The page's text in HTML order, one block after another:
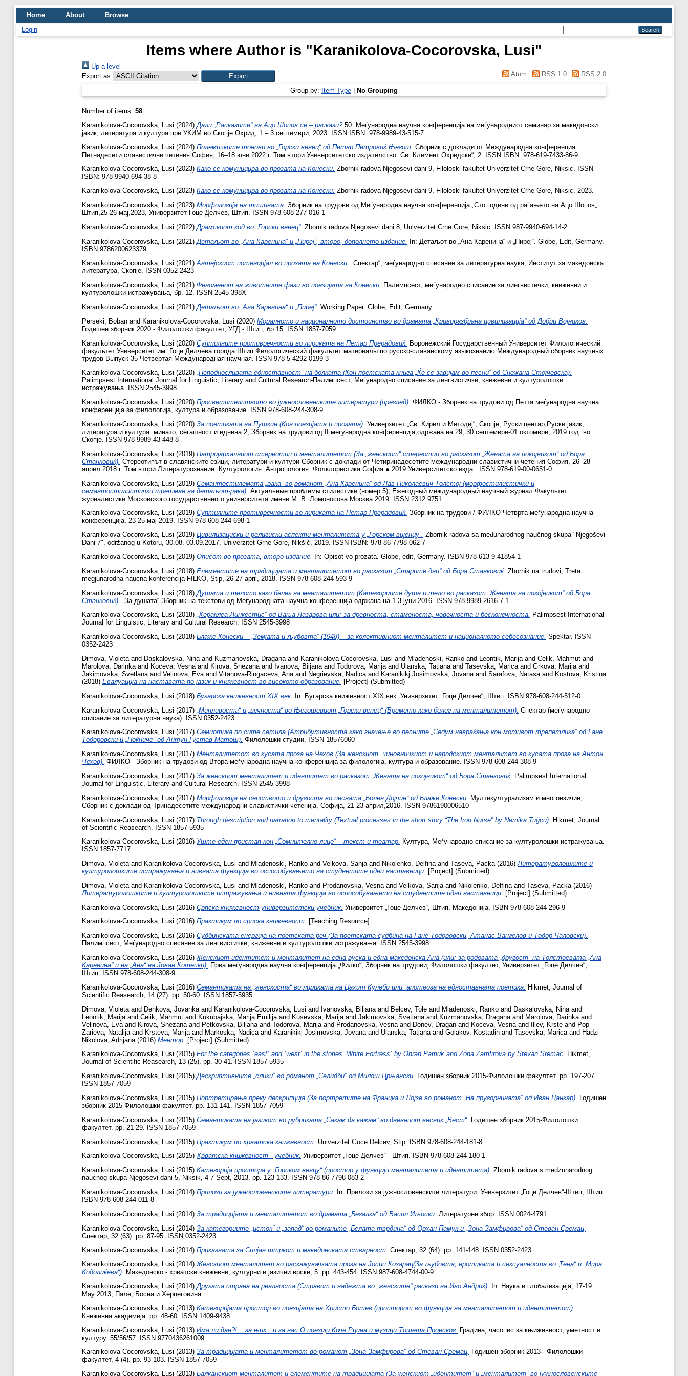
Home About
Browse
Login
Items where Author is "Karanikolova-Cocorovska, Lusi"
Up a level
Export as
Atom RSS 1.0 RSS 2.0
Group by: Item Type No Grouping
Number of items: 58.
Karanikolova-Cocorovska, Lusi (2024) Дали „Расказите“ на Ацо Шопов се – раскази?50. Меѓународна научна конференција на меѓународниот семинар за македонски
јазик, литература и култура при УКИМ во Скопје Охрид, 1 – 3 септември, 2023. ISSN ISBN: 978-9989-43-515-7
Karanikolova-Cocorovska, Lusi (2024) Полемичките тонови во „Горски венец“ од Петар Петровиќ Његош. Сборник с доклади от Международна конференция
Петнадесети славистични четения София, 16–18 юни 2022 г. Том втори Университетско издателство „Св. Климент Охридски“, 2. ISSN ISBN: 978-619-7433-86-9
Karanikolova-Cocorovska, Lusi (2023) Како се комуницира во прозата на Конески. Zbornik radova Njegosevi dani 9, Filoloski fakultet Univerzitet Crne Gore, Niksic. ISSN
ISBN: 978-9940-694-38-8
Karanikolova-Cocorovska, Lusi (2023) Како се комуницира во прозата на Конески. Zbornik radova Njegosevi dani 9, Filoloski fakultet Univerzitet Crne Gore, Niksic, 2023.
Karanikolova-Cocorovska, Lusi (2023) Морфологија на тишината. Зборник на трудови од Меѓународна научна конференција „Сто години од раѓањето на Ацо Шопов„
Штип,25-26 мај,2023, Универзитет Гоце Делчев, Штип. ISSN 978-608-277-016-1
Karanikolova-Cocorovska, Lusi (2022) Драмскиот код во „Горски венец“. Zbornik radova Njegosevi dani 8, Univerzitet Crne Gore, Niksic. ISSN 987-9940-694-14-2
Karanikolova-Cocorovska, Lusi (2021) Детаљот во „Ана Каренина“ и „Пиреј“, второ, дополнето издание. In: Детаљот во „Ана Каренина“ и „Пиреј“. Globe, Edit, Germany.
ISBN 9786200623379
Karanikolova-Cocorovska, Lusi (2021)Антејскиот потенцијал во прозата на Конески. „Спектар“, меѓународно списание за литературна наука, Институт за македонска
литература, Скопје. ISSN 0352-2423
Karanikolova-Cocorovska, Lusi (2021) Феноменот на животните фази во поезијата на Конески. Палимпсест, меѓународно списание за лингвистички, книжевни и
културолошки истражувања, бр. 12. ISSN 2545-398X
Karanikolova-Cocorovska, Lusi (2021) Детаљот во „Ана Каренина“ и „Пиреј“. Working Paper. Globe, Edit, Germany.
Perseki, Boban and Karanikolova-Cocorovska, Lusi (2020) Моралното и националното достоинство во драмата „Криворазбрана цивилизација“ од Добри Војников.
Годишен зборник 2020 - Филолошки факултет, УГД - Штип, бр.15. ISSN 1857-7059
Karanikolova-Cocorovska, Lusi (2020) Суптилните противречности во лириката на Петар Прерадовиќ. Воронежский Государственный Университет Филологический
факультет Университет им. Гоце Делчева города Штип Филологический факультет материалы по русско-славянскому языкознанию Международный сборник научных
трудов Выпуск 35 Четвертая Международная научная. ISSN 978-5-4292-0199-3
Karanikolova-Cocorovska, Lusi (2020) „Неподносливата едноставност“ на болката (Кон поетската книга „Ќе се завијам во песни“ од Снежана Стојчевска).
Palimpsest International Journal for Linguistic, Literary and Cultural Research-Палимпсест, Меѓународно списание за лингвистички, книжевни и културолошки
истражувања. ISSN 2545-3998
Karanikolova-Cocorovska, Lusi (2020) Просветителството во јужнословенските литератури (преглед). ФИЛКО - Зборник на трудови од Петта меѓународна научна
конференција за филологија, култура и образование. ISSN 978-608-244-308-9
Karanikolova-Cocorovska, Lusi (2020) За поетиката на Пушкин (Кон поезијата и прозата). Универзитет „Св. Кирил и Методиј“, Скопје, Руски центар,Руски јазик,
литература и култура: минато, сегашност и иднина 2, Зборник на трудови од II меѓународна конференција,одржана на 29, 30 септември-01 октомври, 2019 год. во
Скопје. ISSN 978-9989-43-448-8
Karanikolova-Cocorovska, Lusi (2019) Патријархалниот стереотип и менталитетот (За „женскиот“ стереотип во расказот „Жената на покојникот“ од Бора
Станковиќ). Стереотипът в славянските езици, литератури и култури Сборник с доклади от Четиринадесетите международни славистични четения София, 26–28
април 2018 г. Том втори Литературознание. Културология. Антропология. Фолклористика.София ● 2019 Университетско изда . ISSN 978-619-00-0651-0
Karanikolova-Cocorovska, Lusi (2019) Семантостилемата „рака“ во романот „Ана Каренина“ од Лав Николаевич Толстој (морфостилистички и
семантостилистички третман на детаљот-рака). Актуальные проблемы стилистики (номер 5), Ежегодный международный научный журнал Факультет
журналистики Московского государственного университета имени М. В. Ломоносова Москва 2019. ISSN 2312 9751
Karanikolova-Cocorovska, Lusi (2019) Суптилните противречности во лириката на Петар Прерадовиќ. Зборник на трудови / ФИЛКО Четврта меѓународна научна
конференција, 23-25 маj 2019. ISSN 978-608-244-698-1
Karanikolova-Cocorovska, Lusi (2019) Цивилизациски и религиски аспекти менталитета у „Горском вијенцу“. Zbornik radova sa međunarodnog naučnog skupa "Njegoševi
Dani 7", održanog u Kotoru, 30.08.-03.09.2017, Univerzitet Grne Gore, Nikšić, 2019. ISSN ISBN: 978-86-7798-062-7
Karanikolova-Cocorovska, Lusi (2019) Описот во прозата, второ издание.
In: Opisot vo prozata. Globe, edit, Germany. ISBN 978-613-9-41854-1
Karanikolova-Cocorovska, Lusi (2018) Елементите на традицијата и менталитетот во расказот „Старите дни“ од Бора Станковиќ. Zbornik na trudovi, Treta
megjunarodna naucna konferencija FILKO, Stip, 26-27 april, 2018. ISSN 978-608-244-593-9
Karanikolova-Cocorovska, Lusi (2018) Душата и телото како белег на менталитетот (Категориите душа и тело во расказот „Жената на покојникот“ од Бора
Станковиќ).
„За душата“ Зборник на текстови од Меѓународната научна конференција одржана на 1-3 јуни 2016. ISSN 978-9989-2616-7-1
Karanikolova-Cocorovska, Lusi (2018) „Хераклеа Линкестис“ од Вања Лазарова или: за древноста, стаменоста, човечноста и бесконечноста. Palimpsest International
Journal for Linguistic, Literary and Cultural Research. ISSN 2545-3998
Karanikolova-Cocorovska, Lusi (2018) Блаже Конески – „Земјата и љубовта“ (1948) – за колективниот менталитет и националното себесознание. Spektar. ISSN
0352-2423
Dimova, Violeta and Daskalovska, Nina and Kuzmanovska, Dragana and Karanikolova-Cocorovska, Lusi and Mladenoski, Ranko and Leontik, Marija and Celik, Mahmut and
Marolova, Darinka and Koceva, Vesna and Kirova, Snezana and Ivanova, Biljana and Todorova, Marija and Ulanska, Tatjana and Tasevska, Marica and Grkova, Marija and
Jakimovska, Svetlana and Velinova, Eva and Vitanova-Ringaceva, Ana and Negrievska, Nadica and Karanikikj Josimovska, Jovana and Sarafova, Natasa and Kostova, Kristina
(2018) Eвалуација на наставата по јазик и книжевност во високото образование.
[Project] (Submitted)
Karanikolova-Cocorovska, Lusi (2018) Бугарска книжевност XIX век. In: Бугарска книжевност XIX век. Универзитет „Гоце Делчев“, Штип. ISBN 978-608-244-512-0
Karanikolova-Cocorovska, Lusi (2017) „Минливоста“ и „вечноста“ во Његошевиот „Горски венец“ (Времето како белег на менталитетот). Спектар (меѓународно
списание за литературна наука). ISSN 0352-2423
Karanikolova-Cocorovska, Lusi (2017) Семиотика по сите сетила (Атрибутивноста како значење во песните „Седум навраќања кон мотивот трепетлика“ од Гане
Тодоровски и „Ноќниче“ од Антун Густав Матош). Филолошки студии. ISSN 18576060
Karanikolova-Cocorovska, Lusi (2017) Менталитетот во кусата проза на Чехов (За женскиот, чиновничкиот и народскиот менталитет во кусата проза на Антон
Чехов). ФИЛКО - Зборник на трудови од Втора меѓународна научна конференција за филологија, култура и образование. ISSN 978-608-244-308-9
Karanikolova-Cocorovska, Lusi (2017) За женскиот менталитет и идентитет во расказот „Жената на покојникот“ од Бора Станковиќ. Palimpsest International
Journal for Linguistic, Literary and Cultural Research. ISSN 2545-3998
Karanikolova-Cocorovska, Lusi (2017) Морфологија на сепството и другостa во песната „Болен Дојчин“ од Блаже Конески. Мултикултурализам и многоезичие,
Сборник с доклади од Тринадесетите международни славистички четенија, Софија, 21-23 април,2016. ISSN 9786190006510
Karanikolova-Cocorovska, Lusi (2017) Through description and narration to mentality (Textual processes in the short story “The Iron Nurse” by Nemika Tuğcu). Hikmet, Journal
of Scientific Reasearch. ISSN 1857-5935
Karanikolova-Cocorovska, Lusi (2016) Уште еден пристап кон „Сомнително лице“ – текст и театар. Култура, Меѓународно списание за културолошки истражувања.
ISSN 1857-7717
Dimova, Violetaand Karanikolova-Cocorovska, Lusi and Mladenoski, Ranko and Velkova, Sanjaand Nikolenko, Delfinaand Taseva, Packa(2016)Литературолошките и
културолошките истражувања и нивната функција во оспособувањето на студентите идни наставници. [Project] (Submitted)
Dimova, Violeta and Karanikolova-Cocorovska, Lusi and Mladenoski, Ranko and Prodanovska, Vesna and Velkova, Sanja and Nikolenko, Delfina and Taseva, Packa (2016)
Литературолошките и културолошките истражувања и нивната функција во оспособувањето на студентите идни наставници.
[Project] (Submitted)
Karanikolova-Cocorovska, Lusi (2016) Српска книжевност-универзитетски учебник. Универзитет „Гоце Делчев“, Штип, Македонија. ISBN 978-608-244-296-9
Karanikolova-Cocorovska, Lusi (2016) Практикум по српска книжевност. [Teaching Resource]
Karanikolova-Cocorovska, Lusi (2016) Судбинската енергија на поетската реч (За поетската судбина на Гане Тодоровски, Атанас Вангелов и Тодор Чаловски).
Палимпсест, Меѓународно списание за лингвистички, книжевни и културолошки истражувања. ISSN 2545-3998
Karanikolova-Cocorovska, Lusi (2016)Женскиот идентитет и менталитет на една руска и една македонска Ана (или: за родовата „другост“ на Толстоевата „Ана
Каренина“ и на „Ана“ на Јован Котески). Прва меѓународна научна конференција „Филко“, Зборник на трудови, Филолошки факултет, Универзитет „Гоце Делчев“,
Штип. ISSN 978-608-244-308-9
Karanikolova-Cocorovska, Lusi (2016) Семантиката на „женскоста“ во лириката на Џахит Кулеби или: апотеоза на едноставната поетика.
Hikmet, Journal of
Scientific Reasearch, 14 (27). pp. 50-60. ISSN 1857-5935
Dimova, Violeta and Denkova, Jovanka and Karanikolova-Cocorovska, Lusi and Ivanovska, Biljana and Belcev, Tole and Mladenoski, Ranko and Daskalovska, Nina and
Leontik, Marija and Celik, Mahmut and Kukubajska, Marija Emilija and Kusevska, Marija and Jakimovska, Svetlana and Kuzmanovska, Dragana and Marolova, Darinka and
Velinova, Eva and Kirova, Snezana and Petkovska, Biljana and Todorova, Marija and Prodanovska, Vesna and Donev, Dragan and Koceva, Vesna and Iliev, Krste and Pop
Zarieva, Natalija and Krsteva, Marija and Markoska, Nadica and Karanikikj Josimovska, Jovana and Ulanska, Tatjana and Golakov, Kostadin and Tasevska, Marica and Hadzi-
Nikolova, Adrijana (2016) Ментор. [Project] (Submitted)
Karanikolova-Cocorovska, Lusi (2015) For the categories `east` and `west` in the stories `White Fortress` by Ohran Pamuk and Zona Zamfirova by Stevan Sremac. Hikmet,
Journal of Scientific Reasearch, 13 (25). pp. 30-41. ISSN 1857-5935
Karanikolova-Cocorovska, Lusi (2015)Дескриптивните „слики“ во романот „Селидби“ од Милош Црњански. Годишен зборник 2015-Филолошки факултет. pp. 197-207.
ISSN 1857-7059
Karanikolova-Cocorovska, Lusi (2015) Портретирање преку дескрипција (За портретите на Францка и Лојзе во романот „На пругорнината“ од Иван Цанкар). Годишен
зборник 2015 Филолошки факултет. pp. 131-141. ISSN 1857-7059
Karanikolova-Cocorovska, Lusi (2015) Семантиката на јазикот во рубриката „Сакам да кажам“ во дневниот весник „Вест“. Годишен зборник 2015-Филолошки
факултет. pp. 21-29. ISSN 1857-7059
Karanikolova-Cocorovska, Lusi (2015) Практикум по хрватска книжевност. Univerzitet Goce Delcev, Stip. ISBN 978-608-244-181-8
Karanikolova-Cocorovska, Lusi (2015) Хрватска книжевност - учебник. Универзитет „Гоце Делчев“ - Штип. ISBN 978-608-244-180-1
Karanikolova-Cocorovska, Lusi (2015) Категорија просторa у „Горском венцу“ (простор у функциjи менталитета и идентитета). Zbornik radova s medzunarodnog
naucnog skupa Njegosevi dani 5, Niksik, 4-7 Sept, 2013. pp. 123-133. ISSN 978-86-7798-083-2
Karanikolova-Cocorovska, Lusi (2014) Прилози за јужнословенските литератури.
In: Прилози за јужнословенските литератури. Универзитет „Гоце Делчев“-Штип, Штип.
ISBN 978-608-244-011-8
Karanikolova-Cocorovska, Lusi (2014) За традицијата и менталитетот во драмата „Бегалка“ од Васил Иљоски. Литературен збор. ISSN 0024-4791
Karanikolova-Cocorovska, Lusi (2014) За категориите „исток“ и „запад“ во романите „Белата тврдина“ од Орхан Памук и „Зона Замфирова“ од Стеван Сремац.
Спектар, 32 (63). pp. 87-95. ISSN 0352-2423
Karanikolova-Cocorovska, Lusi (2014) Приказната за Силјан штркот и македонската стварност. Спектар, 32 (64). pp. 141-148. ISSN 0352-2423
Karanikolova-Cocorovska, Lusi (2014)Женскиот менталитет во раскажувачката проза на Јосип Козарац(За љубовта, еротиката и сексуалноста во „Тена“ и „Мира
Кодолиќева“). Македонско - хрватски книжевни, културни и јазични врски, 5. pp. 443-454. ISSN 987-608-4744-00-9
Karanikolova-Cocorovska, Lusi (2014)Другата страна на реалноста (Стравот и надежта во „женските“ раскази на Иво Андриќ).
In: Наука и глобализација, 17-19
May 2013, Пале, Босна и Херцеговина.
Karanikolova-Cocorovska, Lusi (2013) Категоријата простор во поезијата на Христо Ботев (просторот во функција на менталитетот и идентитетот).
Книжевна академија. pp. 48-60. ISSN 1409-9438
Karanikolova-Cocorovska, Lusi (2013) Има ли дан?!... за њих...и за нас О поезији Коче Рцина и музици Тошета Проеског. Градина, часопис за књижевност, уметност и
културу. 55/56/57. ISSN 9770436261009
Karanikolova-Cocorovska, Lusi (2013) За традицијата и менталитетот во романот „Зона Замфирова“ од Стеван Сремац. Годишен зборник 2013 - Филолошки
факултет, 4 (4). pp. 93-103. ISSN 1857-7059
Karanikolova-Cocorovska, Lusi (2013) Балканскиот менталитет и елементите на традицијата (За женскиот „идентитет“ и „менталитет“ во јужнословенските